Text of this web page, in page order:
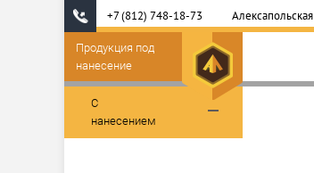
+7 (812) 748-18-73 Алексапольская
Продукция под
нанесение
С
нанесением